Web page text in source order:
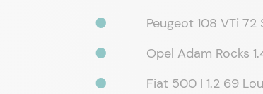
Peugeot 108 VTi
Opel Adam Rocks
Fiat 500 I 1.2 69